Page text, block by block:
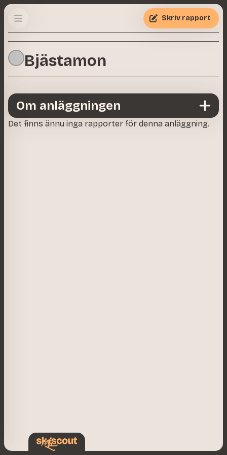
Bjästamon
Skriv rapport
Det finns ännu inga rapporter för denna anläggning.
Om anläggningen